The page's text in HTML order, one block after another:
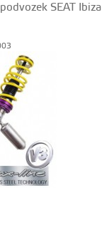
SEAT Ibiza